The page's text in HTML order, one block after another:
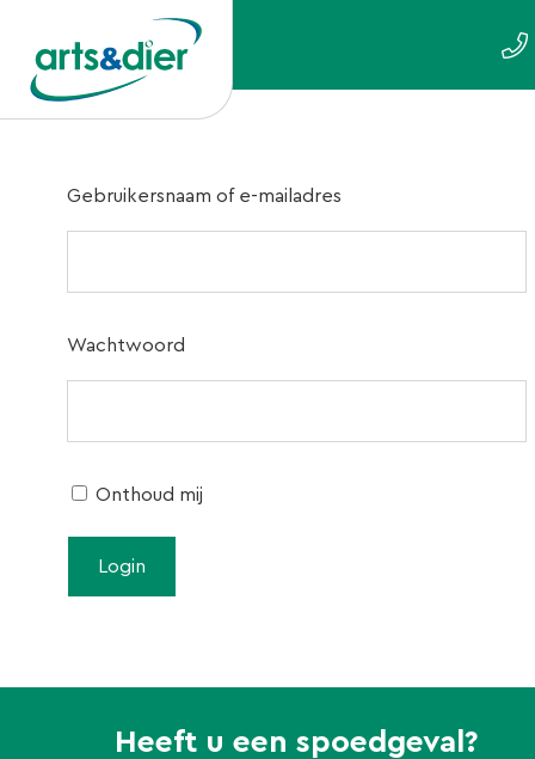
Gebruikersnaam of e-mailadres
Wachtwoord
Onthoud mij
Heeft u een spoedgeval?